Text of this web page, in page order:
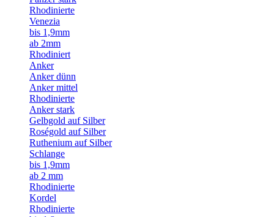
Rhodinierte
Venezia
bis 1,9mm
ab 2mm
Rhodiniert
Anker
Anker dünn
Anker mittel
Rhodinierte
Anker stark
Gelbgold auf Silber
Roségold auf Silber
Ruthenium auf Silber
Schlange
bis 1,9mm
ab 2 mm
Rhodinierte
Kordel
Rhodinierte